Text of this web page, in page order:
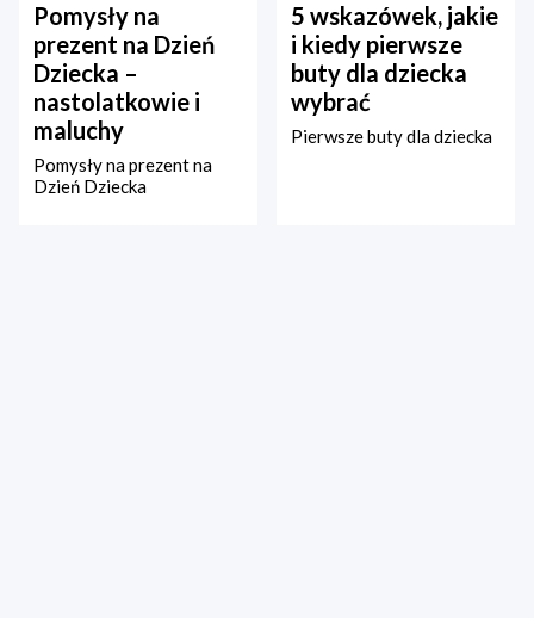
Pomysły na
prezent na Dzień
Dziecka –
nastolatkowie i
maluchy
Pomysły na prezent na
Dzień Dziecka
5 wskazówek, jakie
i kiedy pierwsze
buty dla dziecka
wybrać
Pierwsze buty dla dziecka